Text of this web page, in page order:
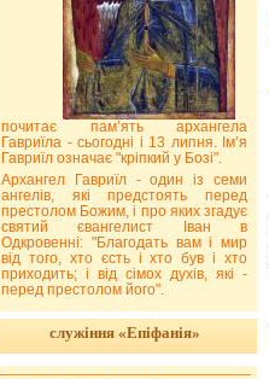
почитає пам’ять архангела
Гавриїла - сьогодні і 13 липня. Ім’я
Гавриїл означає "кріпкий у Бозі".
Архангел Гавриїл - один із семи
ангелів, які предстоять перед
престолом Божим, і про яких згадує
святий євангелист Іван в
Одкровенні: "Благодать вам і мир
від того, хто єсть і хто був і хто
приходить; і від сімох духів, які -
перед престолом його".
служіння «Епіфанія»